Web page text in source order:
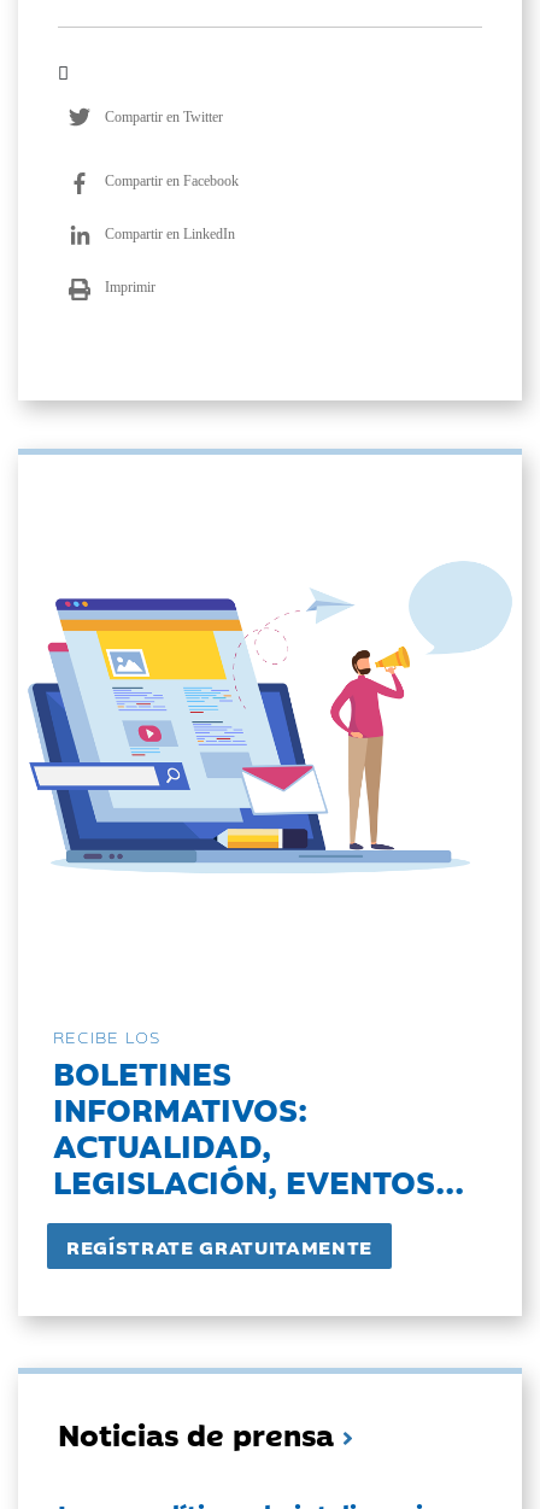
Compartir en Twitter
Compartir en Facebook
Compartir en LinkedIn
Imprimir
RECIBE LOS
BOLETINES
INFORMATIVOS:
ACTUALIDAD,
LEGISLACIÓN, EVENTOS...
Noticias de prensa